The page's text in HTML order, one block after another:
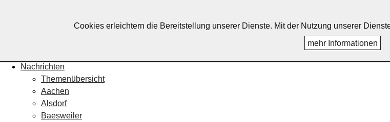
Nachrichten
Themenübersicht
Aachen
Alsdorf
Baesweiler
Cookies erleichtern die Bereitstellung unserer Dienste. Mit der Nutzung unserer
mehr Informationen